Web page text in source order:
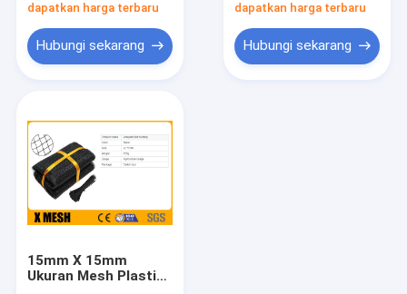
Pagar Pertanian Logam
Penghalang Pertahanan
dapatkan harga terbaru
Hubungi sekarang
dapatkan harga terbaru
Hubungi sekarang
15mm X 15mm
Ukuran Mesh Plastik